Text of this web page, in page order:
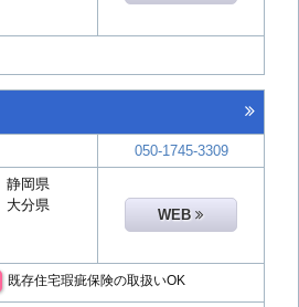
050-1745-3309
静岡県
大分県
WEB
既存住宅瑕疵保険の取扱いOK